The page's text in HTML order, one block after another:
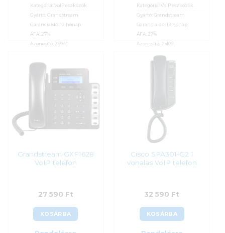
Kategória:VoIP eszközök
Gyártó:Grandstream
Garanciaidő:12 hónap
ÁFA: 27%
Azonosító: 26940
Kategória: VoIP eszközök
Gyártó: Grandstream
Garanciaidő: 12 hónap
ÁFA: 27%
Azonosító: 25109
21 590
Grandstream GXP1628
VoIP telefon
27 590 Ft
KOSÁRBA
Cisco SPA301-G2 1
vonalas VoIP telefon
32 590 Ft
KOSÁRBA